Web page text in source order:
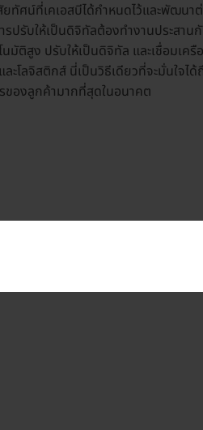
ทัศน์ที่เคเอสบีได้กำหนดไว้และพัฒนา
รปรับให้เป็นดิจิทัลต้องทำงานประส
มัติสูง ปรับให้เป็นดิจิทัล และเชื่อมเ
ะโลจิสติกส์ นี่เป็นวิธีเดียวที่จะมั่นใจไ
ของลูกค้ามากที่สุดในอนาคต